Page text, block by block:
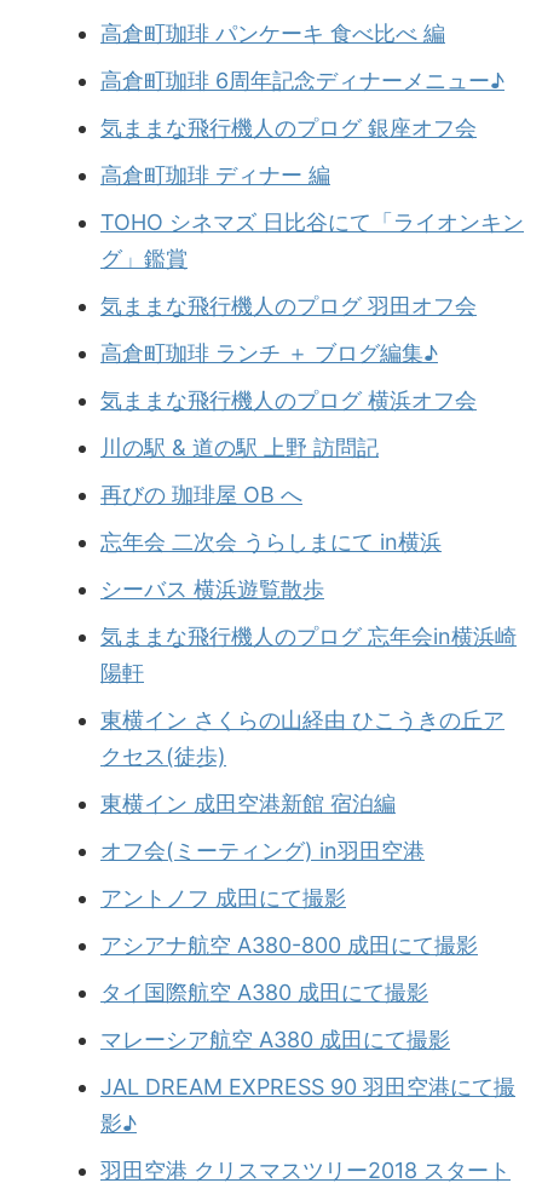
高倉町珈琲 パンケーキ 食べ比べ 編
高倉町珈琲 6周年記念ディナーメニュー♪
気ままな飛行機人のプログ 銀座オフ会
高倉町珈琲 ディナー 編
TOHO シネマズ 日比谷にて「ライオンキン
グ」鑑賞
気ままな飛行機人のプログ 羽田オフ会
高倉町珈琲 ランチ ＋ ブログ編集♪
気ままな飛行機人のプログ 横浜オフ会
川の駅 & 道の駅 上野 訪問記
再びの 珈琲屋 OB へ
忘年会 二次会 うらしまにて in横浜
シーバス 横浜遊覧散歩
気ままな飛行機人のプログ 忘年会in横浜崎
陽軒
東横イン さくらの山経由 ひこうきの丘ア
クセス(徒歩)
東横イン 成田空港新館 宿泊編
オフ会(ミーティング) in羽田空港
アントノフ 成田にて撮影
アシアナ航空 A380-800 成田にて撮影
タイ国際航空 A380 成田にて撮影
マレーシア航空 A380 成田にて撮影
JAL DREAM EXPRESS 90 羽田空港にて撮
影♪
羽田空港 クリスマスツリー2018 スタート